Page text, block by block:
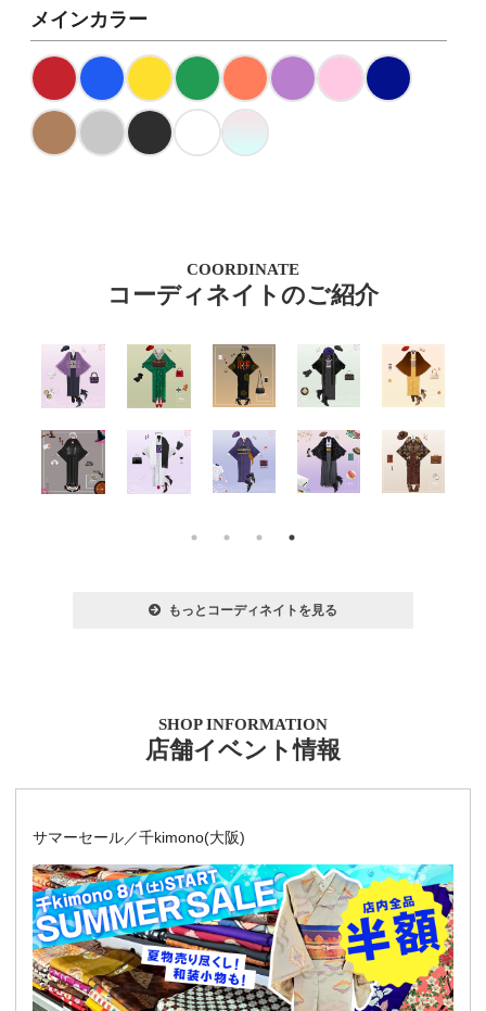
メインカラー
COORDINATE
コーディネイトのご紹介
もっとコーディネイトを見る
SHOP INFORMATION
店舗イベント情報
サマーセール／千kimono(大阪)